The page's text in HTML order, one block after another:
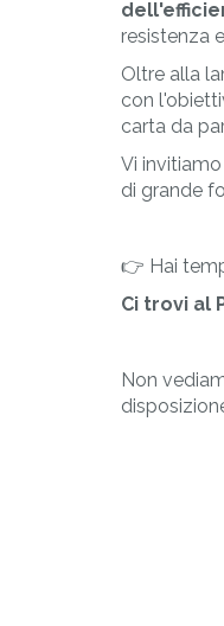
resistenza
Oltre alla
con
carta da
Vi
di grande
👉 Hai
Ci trovi al
Non